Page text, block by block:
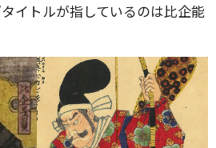
イトルが指しているのは比企能